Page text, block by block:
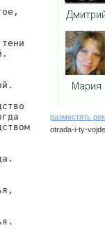
разместить
otrada-i-ty-